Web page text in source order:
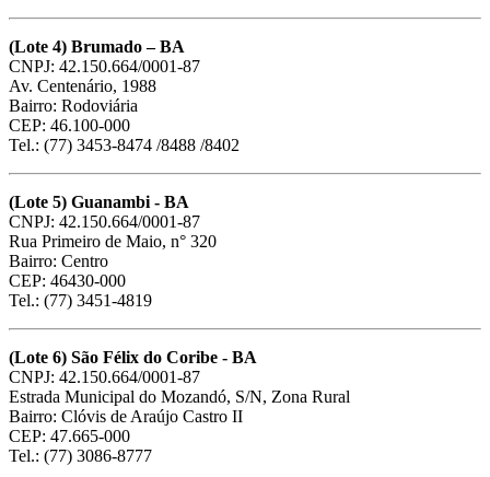
(Lote 4) Brumado – BA
CNPJ: 42.150.664/0001-87
Av. Centenário, 1988
Bairro: Rodoviária
CEP: 46.100-000
Tel.: (77) 3453-8474 /8488 /8402
(Lote 5) Guanambi - BA
CNPJ: 42.150.664/0001-87
Rua Primeiro de Maio, n° 320
Bairro: Centro
CEP: 46430-000
Tel.: (77) 3451-4819
(Lote 6) São Félix do Coribe - BA
CNPJ: 42.150.664/0001-87
Estrada Municipal do Mozandó, S/N, Zona Rural
Bairro: Clóvis de Araújo Castro II
CEP: 47.665-000
Tel.: (77) 3086-8777